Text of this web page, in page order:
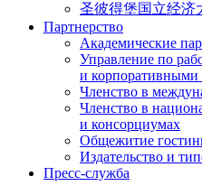
圣彼得堡国立经济
Партнерство
Академические
Управление по
и корпоративными
Членство в
Членство в
и консорциумах
Общежитие
Издательство и
Пресс-служба